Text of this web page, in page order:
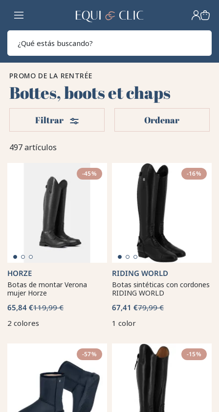
Hogar
PROMO DE LA RENTRÉE
Bottes, boots et chaps
497 artículos
Filtrar Filtros Ordenar
-45%
HORZE
Botas de montar Verona
mujer Horze
65,84 €119,99 €
2 colores
-16%
RIDING WORLD
Botas sintéticas con cordones
RIDING WORLD
67,41 €79,99 €
1 color
-57% -15%